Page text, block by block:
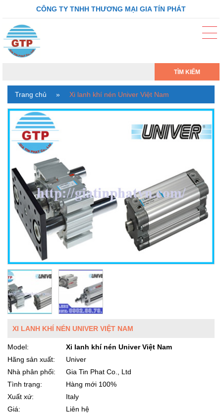
CÔNG TY TNHH THƯƠNG MẠI GIA TÍN PHÁT
TÌM KIẾM
Trang chủ » Xi lanh khí nén Univer Việt Nam
XI LANH KHÍ NÉN UNIVER VIỆT NAM
Model:
Xi lanh khí nén Univer Việt Nam
Hãng sản xuất:
Univer
Nhà phân phối:
Gia Tin Phat Co., Ltd
Tình trạng:
Hàng mới 100%
Xuất xứ:
Italy
Giá:
Liên hệ